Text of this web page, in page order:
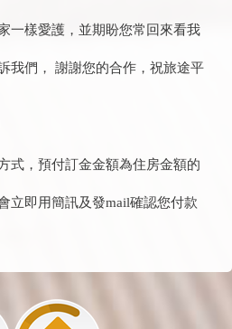
一樣愛護，並期盼您常回來看我
我們， 謝謝您的合作，祝旅途平
式，預付訂金金額為住房金額的
立即用簡訊及發mail確認您付款